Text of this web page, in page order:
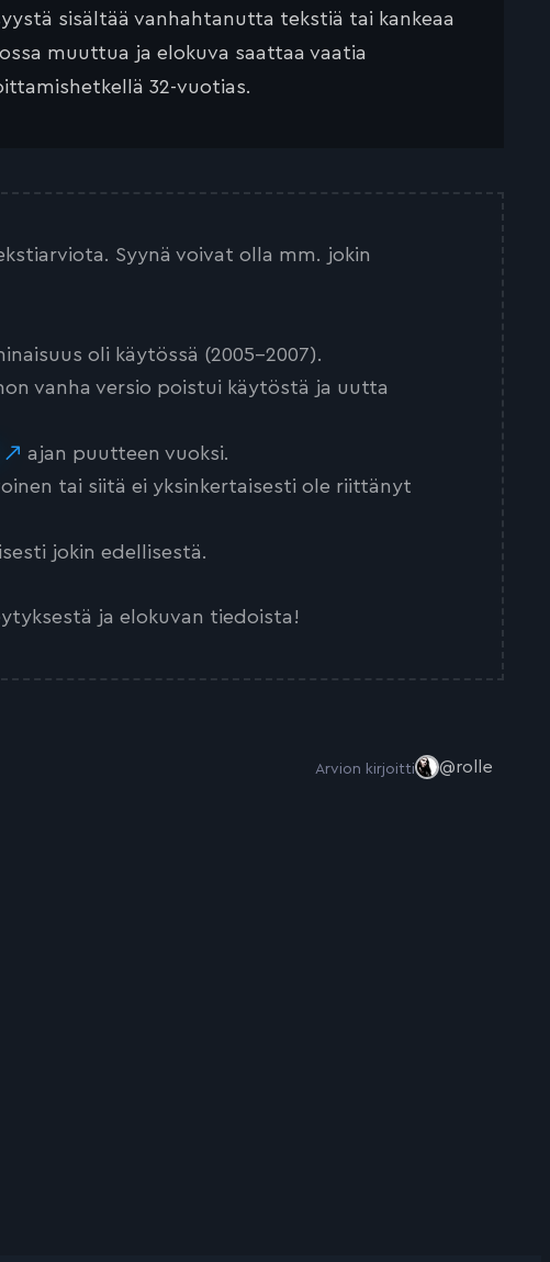
sisältää vanhahtanutta tekstiä tai kankeaa
muuttua ja elokuva saattaa vaatia
32-vuotias.
Syynä voivat olla mm. jokin
oli käytössä (2005-2007).
vanha versio poistui käytöstä ja uutta
ajan puutteen vuoksi.
tai siitä ei yksinkertaisesti ole riittänyt
jokin edellisestä.
ja elokuvan tiedoista!
Arvion kirjoitti @rolle